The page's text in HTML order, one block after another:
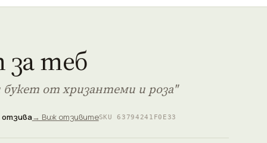
за теб
букет от хризантеми и роза"
отзива→ Виж отзивитеSKU 63794241F0E33